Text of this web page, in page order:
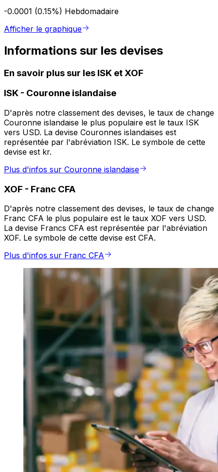
-0.0001 (0.15%) Hebdomadaire
Afficher le graphique
Informations sur les devises
En savoir plus sur les ISK et XOF
ISK - Couronne islandaise
D'après notre classement des devises, le taux de change
Couronne islandaise le plus populaire est le taux ISK
vers USD. La devise Couronnes islandaises est
représentée par l'abréviation ISK. Le symbole de cette
devise est kr.
Plus d'infos sur Couronne islandaise
XOF - Franc CFA
D'après notre classement des devises, le taux de change
Franc CFA le plus populaire est le taux XOF vers USD.
La devise Francs CFA est représentée par l'abréviation
XOF. Le symbole de cette devise est CFA.
Plus d'infos sur Franc CFA